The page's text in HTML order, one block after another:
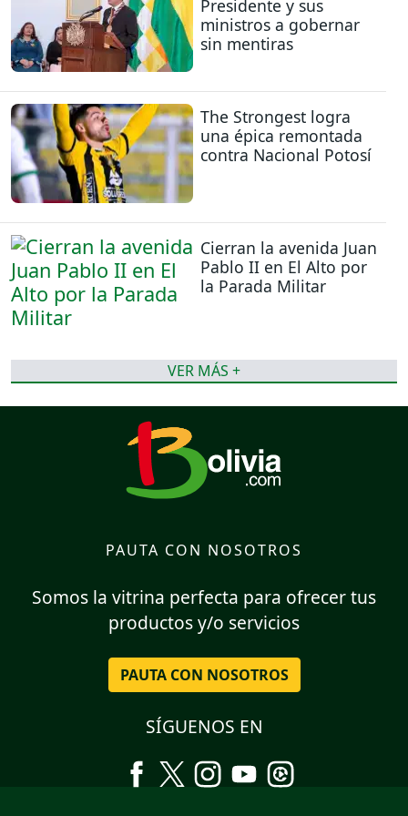
Presidente y sus
ministros a gobernar
sin mentiras
The Strongest logra
una épica remontada
contra Nacional Potosí
Cierran la avenida Juan
Pablo II en El Alto por
la Parada Militar
VER MÁS +
PAUTA CON NOSOTROS
Somos la vitrina perfecta para ofrecer tus
productos y/o servicios
PAUTA CON NOSOTROS
SÍGUENOS EN